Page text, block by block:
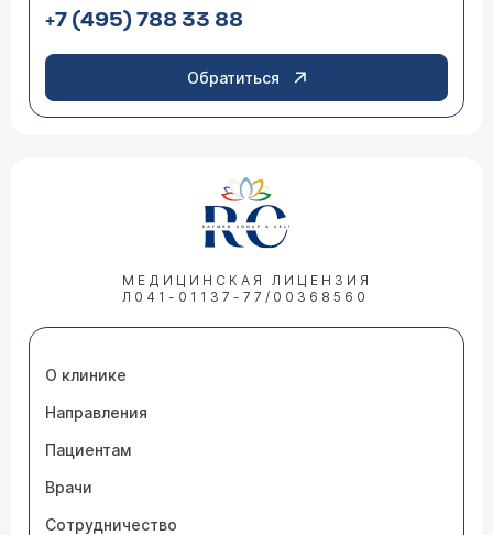
+7 (495) 788 33 88
Обратиться
МЕДИЦИНСКАЯ ЛИЦЕНЗИЯ
Л041-01137-77/00368560
О клинике
Направления
Пациентам
Врачи
Сотрудничество